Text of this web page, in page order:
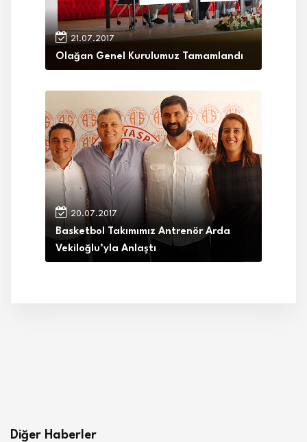
21.07.2017
Olağan Genel Kurulumuz Tamamlandı
20.07.2017
Basketbol Takımımız Antrenör Arda
Vekiloğlu’yla Anlaştı
Diğer Haberler